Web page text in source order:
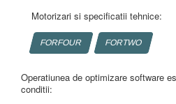
Motorizari si specificatii tehnice:
FORFOUR FORTWO
Operatiunea de optimizare software
conditii: